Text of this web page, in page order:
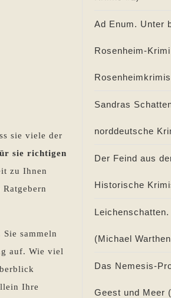
sie viele der
sie richtigen
zu Ihnen
sammeln
auf. Wie viel
Ihre
Ad Enum. Unter
Rosenheim-
Sandras
norddeutsche
Der Feind aus
Historische
(Michael
Das Nemesis-
Geest und Meer (